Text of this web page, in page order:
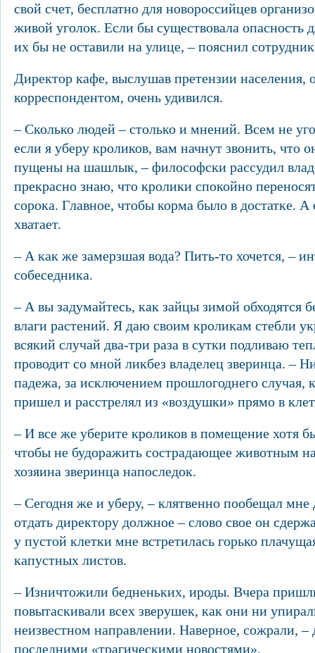
свой счет, бесплатно для новороссийцев
живой уголок. Если бы существовала опасность
их бы не оставили на улице, – пояснил
Директор кафе, выслушав претензии населения,
корреспондентом, очень удивился.
– Сколько людей – столько и мнений. Всем не
если я уберу кроликов, вам начнут звонить, что
пущены на шашлык, – философски рассудил
прекрасно знаю, что кролики спокойно
сорока. Главное, чтобы корма было в достатке. А
хватает.
– А как же замерзшая вода? Пить-то хочется, –
собеседника.
– А вы задумайтесь, как зайцы зимой обходятся
влаги растений. Я даю своим кроликам стебли
всякий случай два-три раза в сутки подливаю
проводит со мной ликбез владелец зверинца. –
падежа, за исключением прошлогоднего случая,
пришел и расстрелял из «воздушки» прямо в
– И все же уберите кроликов в помещение хотя
чтобы не будоражить сострадающее животным
хозяина зверинца напоследок.
– Сегодня же и уберу, – клятвенно пообещал
отдать директору должное – слово свое он
у пустой клетки мне встретилась горько
капустных листов.
– Изничтожили бедненьких, ироды. Вчера
повытаскивали всех зверушек, как они ни
неизвестном направлении. Наверное, сожрали, –
последними «трагическими новостями».